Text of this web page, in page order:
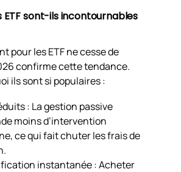
ETF sont-ils incontournables
pour les ETF ne cesse de
confirme cette tendance.
ils sont si populaires :
: La gestion passive
moins d’intervention
ce qui fait chuter les frais de
instantanée : Acheter